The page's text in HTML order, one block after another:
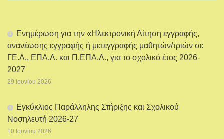
Ενημέρωση για την «Ηλεκτρονική Αίτηση εγγραφής,
ανανέωσης εγγραφής ή μετεγγραφής μαθητών/τριών σε
ΓΕ.Λ., ΕΠΑ.Λ. και Π.ΕΠΑ.Λ., για το σχολικό έτος 2026-
2027
29 Ιουνίου 2026
Εγκύκλιος Παράλληλης Στήριξης και Σχολικού
Νοσηλευτή 2026-27
10 Ιουνίου 2026